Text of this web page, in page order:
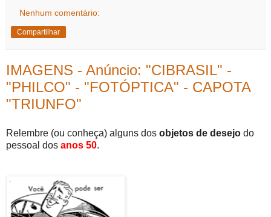
Nenhum comentário:
Compartilhar
IMAGENS - Anúncio: "CIBRASIL" -
"PHILCO" - "FOTÓPTICA" - CAPOTA
"TRIUNFO"
Relembre (ou conheça) alguns dos objetos de desejo do
pessoal dos anos 50.